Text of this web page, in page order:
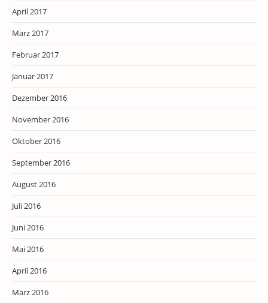
April 2017
März 2017
Februar 2017
Januar 2017
Dezember 2016
November 2016
Oktober 2016
September 2016
August 2016
Juli 2016
Juni 2016
Mai 2016
April 2016
März 2016